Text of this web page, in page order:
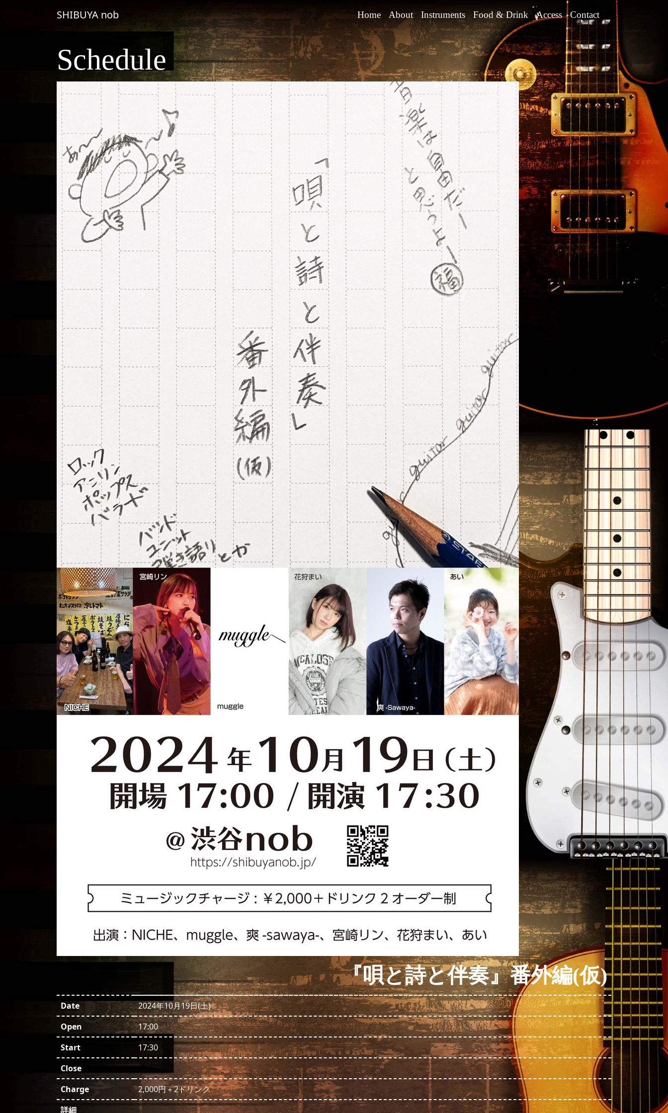
メインナビゲーション
SHIBUYA nob Home About Instruments Food & Drink Access Contact
Schedule
『唄と詩と伴奏』番外編(仮)
Date
2024年10月19日(土)
Open
17:00
Start
17:30
Close
Charge
2,000円＋2ドリンク
詳細